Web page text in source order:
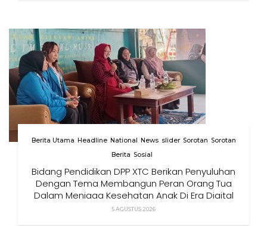
Berita Utama Headline National News slider Sorotan Sorotan
Berita Sosial
Bidang Pendidikan DPP XTC Berikan Penyuluhan
Dengan Tema Membangun Peran Orang Tua
Dalam Menjaga Kesehatan Anak Di Era Digital
5 AGUSTUS 2026